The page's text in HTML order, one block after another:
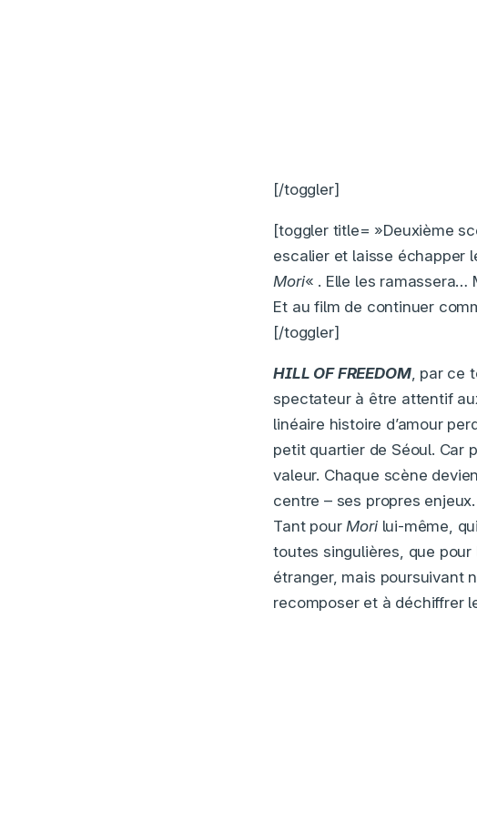
[/toggler]
[toggler title= »Deuxième
escalier et laisse échapper
Mori« . Elle les ramassera…
Et au film de continuer
[/toggler]
HILL OF FREEDOM, par ce
spectateur à être attentif
linéaire histoire d’amour
petit quartier de Séoul. Car
valeur. Chaque scène
centre – ses propres enjeux.
Tant pourMorilui-même,
toutes singulières, que
étranger, mais poursuivant
recomposer et à déchiffrer